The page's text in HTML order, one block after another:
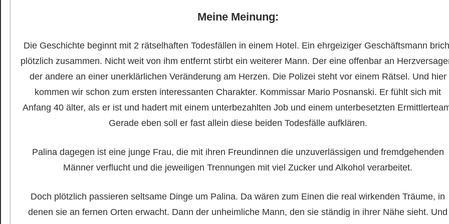
Meine Meinung:
Die Geschichte beginnt mit 2 rätselhaften Todesfällen in einem Hotel. Ein ehrgeiziger Geschäftsmann
plötzlich zusammen. Nicht weit von ihm entfernt stirbt ein weiterer Mann. Der eine offenbar an
der andere an einer unerklärlichen Veränderung am Herzen. Die Polizei steht vor einem Rätsel. Und hier
kommen wir schon zum ersten interessanten Charakter. Kommissar Mario Posnanski. Er fühlt sich mit
Anfang 40 älter, als er ist und hadert mit einem unterbezahlten Job und einem unterbesetzten
Gerade eben soll er fast allein diese beiden Todesfälle aufklären.
Palina dagegen ist eine junge Frau, die mit ihren Freundinnen die unzuverlässigen und fremdgehenden
Männer verflucht und die jeweiligen Trennungen mit viel Zucker und Alkohol verarbeitet.
Doch plötzlich passieren seltsame Dinge um Palina. Da wären zum Einen die real wirkenden Träume, in
denen sie an fernen Orten erwacht. Dann der unheimliche Mann, den sie ständig in ihrer Nähe sieht. Und